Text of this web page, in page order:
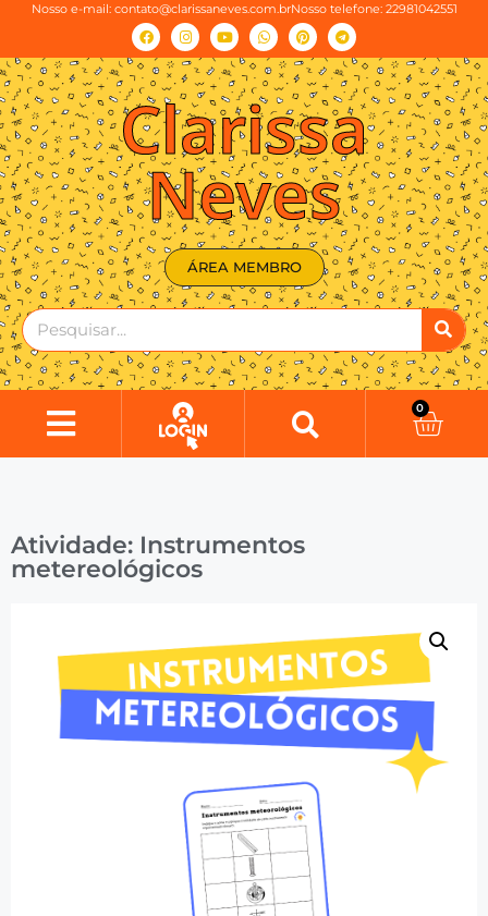
Nosso e-mail: contato@clarissaneves.com.brNosso telefone: 22981042551
Clarissa
Neves
ÁREA MEMBRO
0
Atividade: Instrumentos
metereológicos